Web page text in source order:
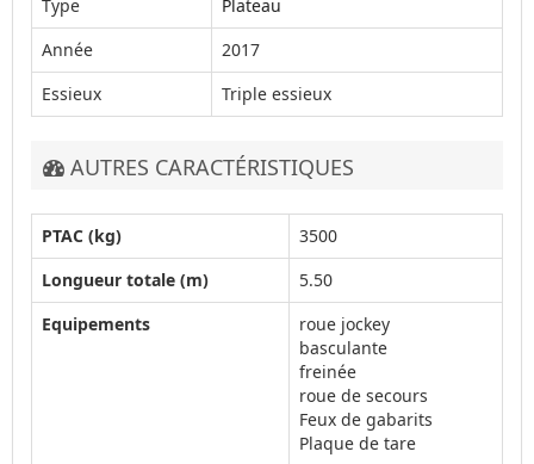
Type
Plateau
Année
2017
Essieux
Triple essieux
AUTRES CARACTÉRISTIQUES
PTAC (kg)
3500
Longueur totale (m)
5.50
Equipements
roue jockey
basculante
freinée
roue de secours
Feux de gabarits
Plaque de tare